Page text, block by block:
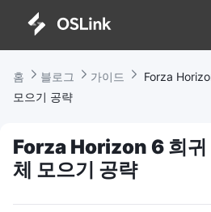
홈 블로그 가이드
Forza
모으기 공략
Forza Horizon 6 희귀
체 모으기 공략